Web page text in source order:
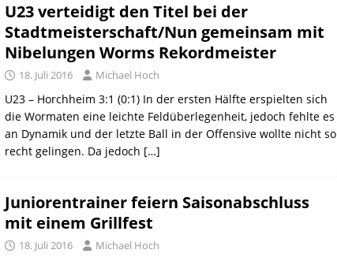
U23 verteidigt den Titel bei der
Stadtmeisterschaft/Nun gemeinsam mit
Nibelungen Worms Rekordmeister
18. Juli 2016 Michael Hoch
U23 – Horchheim 3:1 (0:1) In der ersten Hälfte erspielten sich
die Wormaten eine leichte Feldüberlegenheit, jedoch fehlte es
an Dynamik und der letzte Ball in der Offensive wollte nicht so
recht gelingen. Da jedoch […]
Juniorentrainer feiern Saisonabschluss
mit einem Grillfest
18. Juli 2016 Michael Hoch